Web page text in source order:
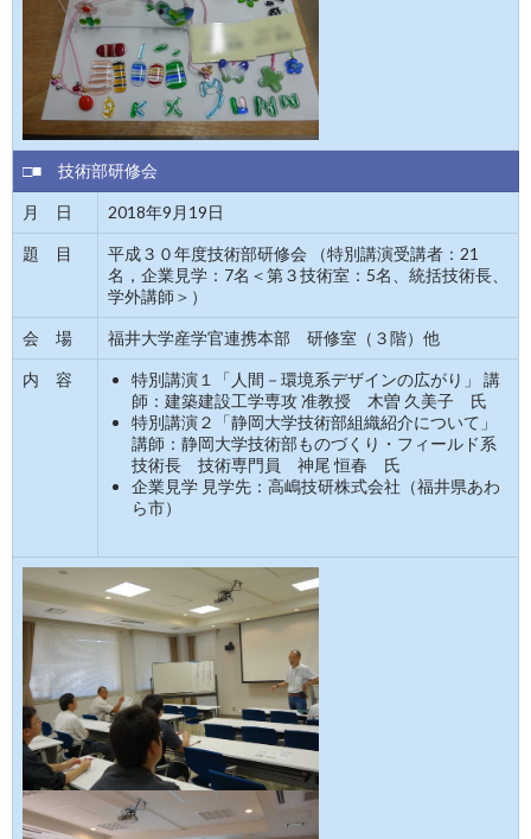
□■ 技術部研修会
月 日 2018年9月19日
題 目
平成３０年度技術部研修会 （特別講演受講者：21
名，企業見学：7名＜第３技術室：5名、統括技術長、
学外講師＞）
会 場 福井大学産学官連携本部 研修室（３階）他
内 容
特別講演１「人間－環境系デザインの広がり」 講
師：建築建設工学専攻 准教授 木曽 久美子 氏
特別講演２「静岡大学技術部組織紹介について」
講師：静岡大学技術部ものづくり・フィールド系
技術長 技術専門員 神尾 恒春 氏
企業見学 見学先：高嶋技研株式会社（福井県あわ
ら市）